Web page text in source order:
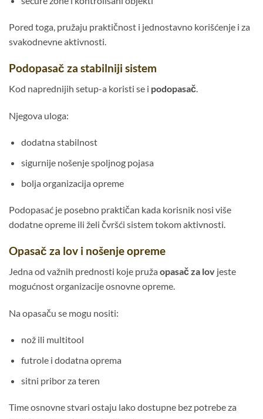
Pored toga, pružaju praktičnost i jednostavno korišćenje i za
svakodnevne aktivnosti.
Podopasač za stabilniji sistem
Kod naprednijih setup-a koristi se i podopasač
Njegova uloga:
dodatna stabilnost
sigurnije nošenje spoljnog pojasa
bolja organizacija opreme
Podopasać je posebno praktičan kada korisnik nosi više
dodatne opreme ili želi čvršći sistem tokom aktivnosti.
Opasač za lov i nošenje opreme
Jedna od važnih prednosti koje pruža opasač za lov jeste
mogućnost organizacije osnovne opreme.
Na opasaču se mogu nositi:
nož ili multitool
futrole i dodatna oprema
sitni pribor za teren
Time osnovne stvari ostaju lako dostupne bez potrebe za